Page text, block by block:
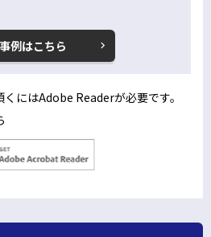
事例はこちら
にはAdobe Readerが必要です。
別